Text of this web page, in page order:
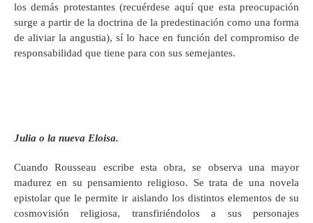
los demás protestantes (recuérdese aquí que esta preocupación
surge a partir de la doctrina de la predestinación como una forma
de aliviar la angustia), sí lo hace en función del compromiso de
responsabilidad que tiene para con sus semejantes.
Julia o la nueva Eloisa.
Cuando Rousseau escribe esta obra, se observa una mayor
madurez en su pensamiento religioso. Se trata de una novela
epistolar que le permite ir aislando los distintos elementos de su
cosmovisión religiosa, transfiriéndolos a sus personajes